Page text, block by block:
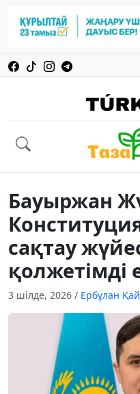
Бауыржан
сақтау
қолжетімді
3 шілде, 2026 / Ербұлан